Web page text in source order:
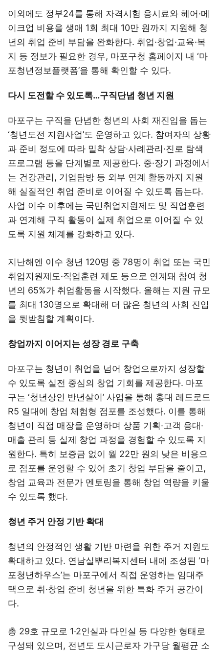
이외에도 정부24를 통해 자격시험 응시료와 헤어·메
이크업 비용을 생애 1회 최대 10만 원까지 지원해 청
년의 취업 준비 부담을 완화한다. 취업·창업·교육·복
지 등 정보가 필요한 경우, 마포구청 홈페이지 내 ‘마
포청년정보플랫폼’을 통해 확인할 수 있다.
다시 도전할 수 있도록…구직단념 청년 지원
마포구는 구직을 단념한 청년의 사회 재진입을 돕는
‘청년도전 지원사업’도 운영하고 있다. 참여자의 상황
과 준비 정도에 따라 밀착 상담·사례관리·진로 탐색
프로그램 등을 단계별로 제공한다. 중·장기 과정에서
는 건강관리, 기업탐방 등 외부 연계 활동까지 지원
해 실질적인 취업 준비로 이어질 수 있도록 돕는다.
사업 이수 이후에는 국민취업지원제도 및 직업훈련
과 연계해 구직 활동이 실제 취업으로 이어질 수 있
도록 지원 체계를 강화하고 있다.
지난해엔 이수 청년 120명 중 78명이 취업 또는 국민
취업지원제도·직업훈련 제도 등으로 연계돼 참여 청
년의 65%가 취업활동을 시작했다. 올해는 지원 규모
를 최대 130명으로 확대해 더 많은 청년의 사회 진입
을 뒷받침할 계획이다.
창업까지 이어지는 성장 경로 구축
마포구는 청년이 취업을 넘어 창업으로까지 성장할
수 있도록 실전 중심의 창업 기회를 제공한다. 마포
구는 ‘청년상인 반년살이’ 사업을 통해 홍대 레드로드
R5 일대에 창업 체험형 점포를 조성했다. 이를 통해
청년이 직접 매장을 운영하며 상품 기획·고객 응대·
매출 관리 등 실제 창업 과정을 경험할 수 있도록 지
원한다. 특히 보증금 없이 월 22만 원의 낮은 비용으
로 점포를 운영할 수 있어 초기 창업 부담을 줄이고,
창업 교육과 전문가 멘토링을 통해 창업 역량을 키울
수 있도록 했다.
청년 주거 안정 기반 확대
청년의 안정적인 생활 기반 마련을 위한 주거 지원도
확대하고 있다. 연남실뿌리복지센터 내에 조성된 ‘마
포청년하우스’는 마포구에서 직접 운영하는 임대주
택으로 취·창업 준비 청년을 위한 특화 주거 공간이
다.
총 29호 규모로 1·2인실과 다인실 등 다양한 형태로
구성돼 있으며, 전년도 도시근로자 가구당 월평균 소